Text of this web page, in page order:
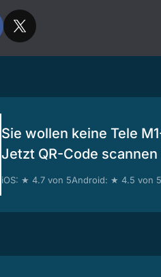
Sie wollen keine Tele
Jetzt QR-Code
iOS: ★ 4.7 von 5Android: ★ 4.5 von 5